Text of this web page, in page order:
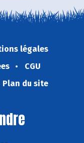
légales
CGU
Plan du site